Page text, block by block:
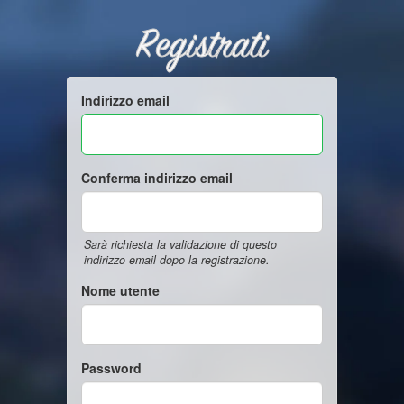
Registrati
Indirizzo email
Conferma indirizzo email
Sarà richiesta la validazione di questo
indirizzo email dopo la registrazione.
Nome utente
Password